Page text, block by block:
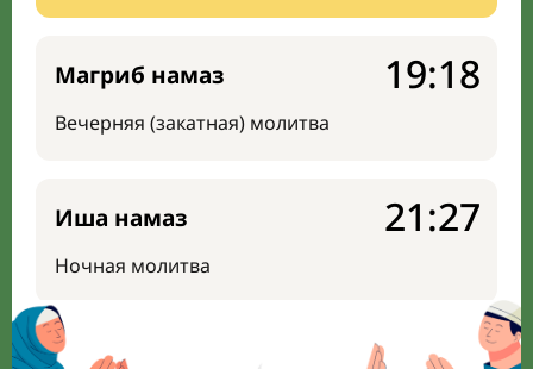
Магриб намаз
Вечерняя (закатная) молитва
19:18
Иша намаз
Ночная молитва
21:27